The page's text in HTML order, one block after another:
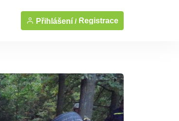
Přihlášení / Registrace